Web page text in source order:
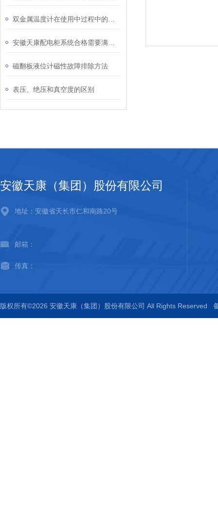
磁翻板液位计磁性故障排除方法
表压、绝压和真空度的区别
安徽天康（集团）股份有限公司
地址：安徽省天长市仁和南路20号
邮箱：
传真：
版权所有©2026 安徽天康（集团）股份有限公司 All Rights Reserved